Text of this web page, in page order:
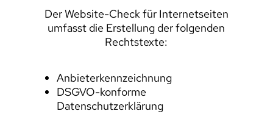
Der Website-Check für Internetseiten
umfasst die Erstellung der folgenden
Rechtstexte:
Anbieterkennzeichnung
DSGVO-konforme
Datenschutzerklärung